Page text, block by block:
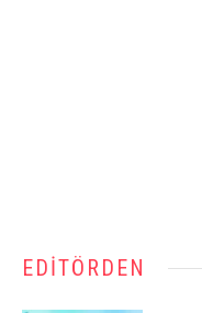
EDITÖRDEN